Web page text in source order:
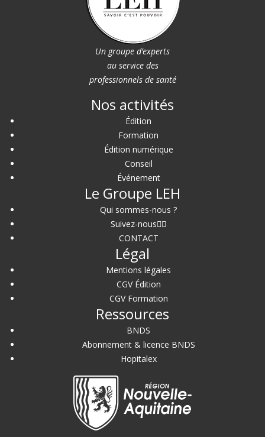
Un groupe d’experts
au service des
professionnels de santé
Nos activités
Édition
Formation
Édition numérique
Conseil
Événement
Le Groupe LEH
Qui sommes-nous ?
Suivez-nous
CONTACT
Légal
Mentions légales
CGV Édition
CGV Formation
Ressources
BNDS
Abonnement & licence BNDS
Hopitalex